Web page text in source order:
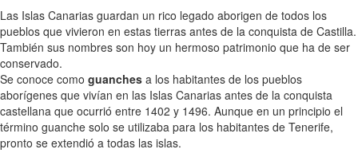
Las Islas Canarias guardan un rico legado aborigen de todos los
pueblos que vivieron en estas tierras antes de la conquista de Castilla.
También sus nombres son hoy un hermoso patrimonio que ha de ser
conservado.
Se conoce como guanches a los habitantes de los pueblos
aborígenes que vivían en las Islas Canarias antes de la conquista
castellana que ocurrió entre 1402 y 1496. Aunque en un principio el
término guanche solo se utilizaba para los habitantes de Tenerife,
pronto se extendió a todas las islas.